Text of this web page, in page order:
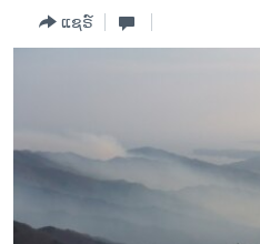
ອິດສະຫຼະພາບດ້ານການຂ່າວ
ວິທະຍາສາດ-ເທັກໂນໂລຈີ
ທຸລະກິດ
ພາສາອັງກິດ
ແຊຣ໌